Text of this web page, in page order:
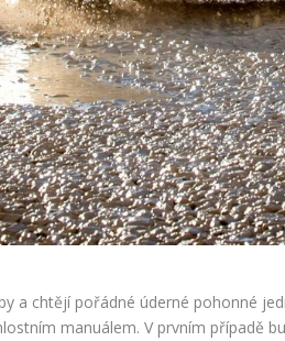
a chtějí pořádné úderné pohonné
manuálem. V prvním případě